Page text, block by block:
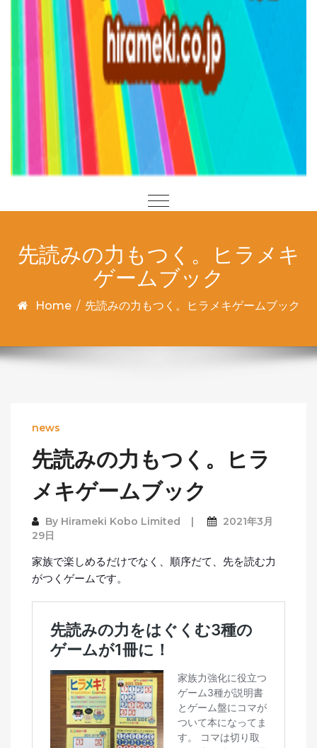
先読みの力もつく。ヒラメキ
ゲームブック
Home / 先読みの力もつく。ヒラメキゲームブック
news
先読みの力もつく。ヒラ
メキゲームブック
By Hirameki Kobo Limited
2021年3月
29日
家族で楽しめるだけでなく、順序だて、先を読む力
がつくゲームです。